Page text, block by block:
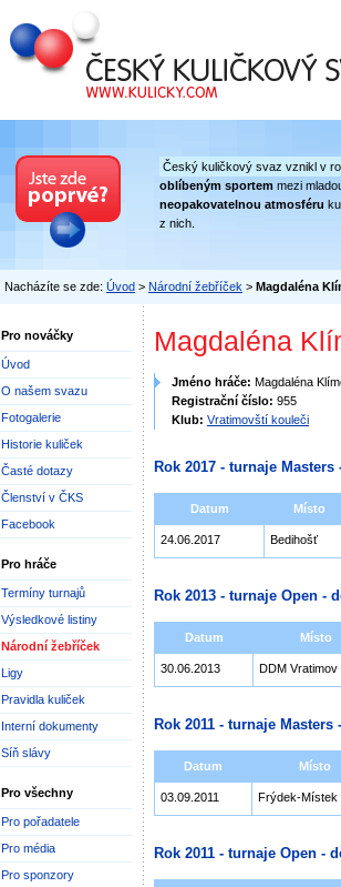
Český kuličkový svaz
Český kuličkový svaz vznikl v
oblíbeným sportem mezi
neopakovatelnou atmosféru
z nich.
Nacházíte se zde: Úvod > Národní žebříček > Magdaléna
Pro nováčky
Úvod
O našem svazu
Fotogalerie
Historie kuliček
Časté dotazy
Členství v ČKS
Facebook
Pro hráče
Termíny turnajů
Výsledkové listiny
Národní žebříček
Ligy
Pravidla kuliček
Interní dokumenty
Síň slávy
Pro všechny
Pro pořadatele
Pro média
Pro sponzory
Magdaléna
Jméno hráče: Magdaléna
Registrační číslo: 955
Klub: Vratimovští kouleči
Rok 2017 - turnaje
Datum Místo
24.06.2017 Bedihošť
Rok 2013 - turnaje Open -
Datum Místo
30.06.2013 DDM Vratimov
Rok 2011 - turnaje Masters
Datum Místo
03.09.2011 Frýdek-Místek
Rok 2011 - turnaje Open -